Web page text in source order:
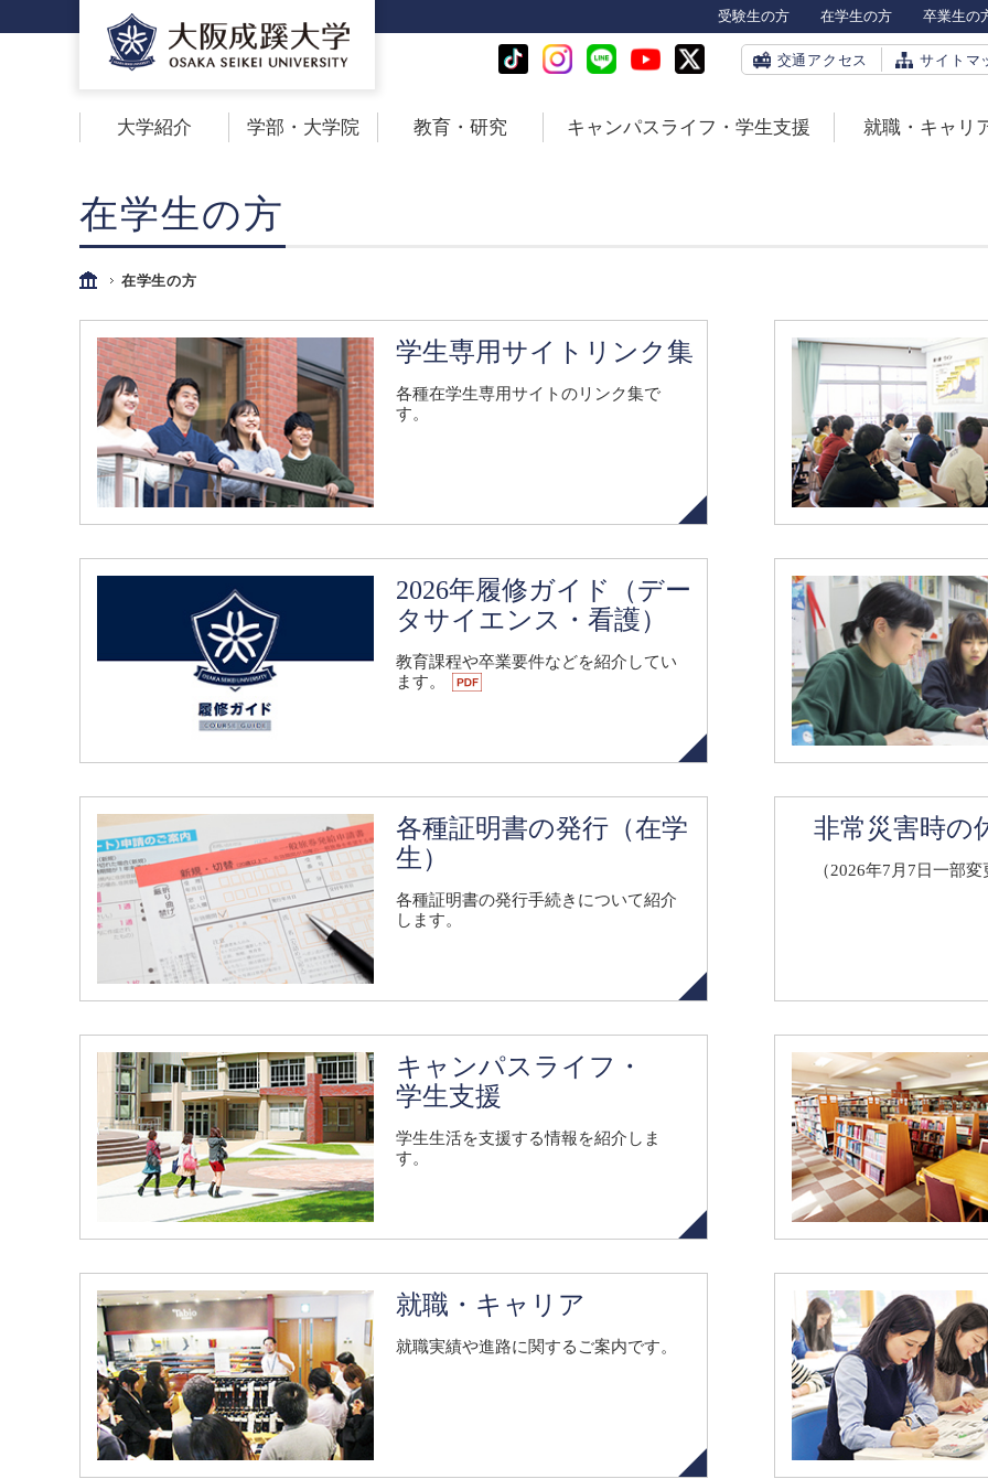
受験生の方 在学生の方 卒業生の
大学紹介 学部・大学院 教育・研究 キャンパスライフ・学生支援 就職・キャリ
交通アクセス サイトマ
在学生の方
在学生の方
学生専用サイト リンク集
各種在学生専用サイトのリンク集で
す。
2026年履修ガイド（デー
タサイエンス・看護）
教育課程や卒業要件などを紹介してい
ます。
各種証明書の発行（在学
生）
各種証明書の発行手続きについて紹介
します。
非常災害時の
（2026年7月7日一部変
キャンパスライフ・
学生支援
学生生活を支援する情報を紹介しま
す。
就職・キャリア
就職実績や進路に関するご案内です。